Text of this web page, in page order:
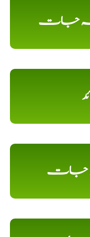
نسخہ جات
جات